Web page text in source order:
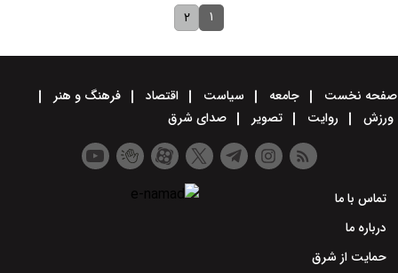
۱ ۲
صفحه نخست جامعه سیاست اقتصاد
فرهنگ و هنر
ورزش
روایت تصویر صدای شرق
تماس با ما
درباره ما
حمایت از شرق